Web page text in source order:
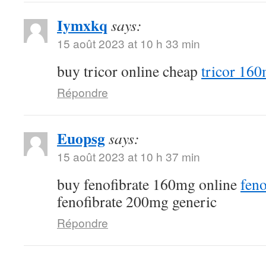
Iymxkq says:
15 août 2023 at 10 h 33 min
buy tricor online cheap tricor
Répondre
Euopsgsays:
15 août 2023 at 10 h 37 min
buy fenofibrate 160mg online
fenofibrate 200mg generic
Répondre